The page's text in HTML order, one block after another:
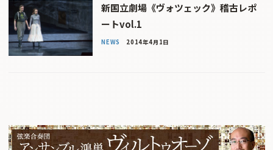
新国立劇場《ヴォツェック》稽古レポ
ートvol.1
NEWS 2014年4月1日